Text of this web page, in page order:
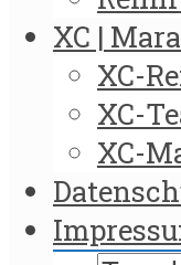
XC |
XC-
XC-
XC-